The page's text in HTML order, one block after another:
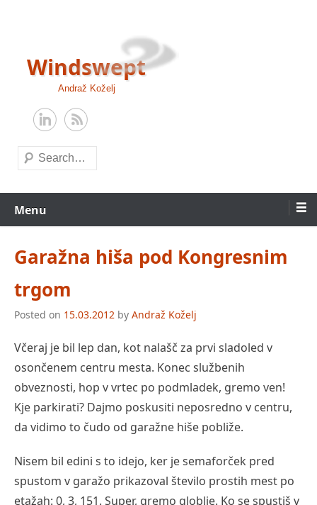
Windswept
Andraž Koželj
Search
Menu
Garažna hiša pod Kongresnim
trgom
Posted on 15.03.2012 by Andraž Koželj
Včeraj je bil lep dan, kot nalašč za prvi sladoled v
osončenem centru mesta. Konec službenih
obveznosti, hop v vrtec po podmladek, gremo ven!
Kje parkirati? Dajmo poskusiti neposredno v centru,
da vidimo to čudo od garažne hiše pobliže.
Nisem bil edini s to idejo, ker je semaforček pred
spustom v garažo prikazoval število prostih mest po
etažah: 0, 3, 151. Super, gremo globlje. Ko se spustiš v